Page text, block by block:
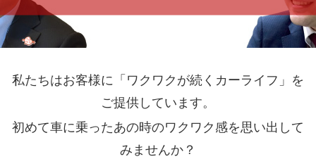
私たちはお客様に「ワクワクが続くカーライフ」を
ご提供しています。
初めて車に乗ったあの時のワクワク感を思い出して
みませんか？